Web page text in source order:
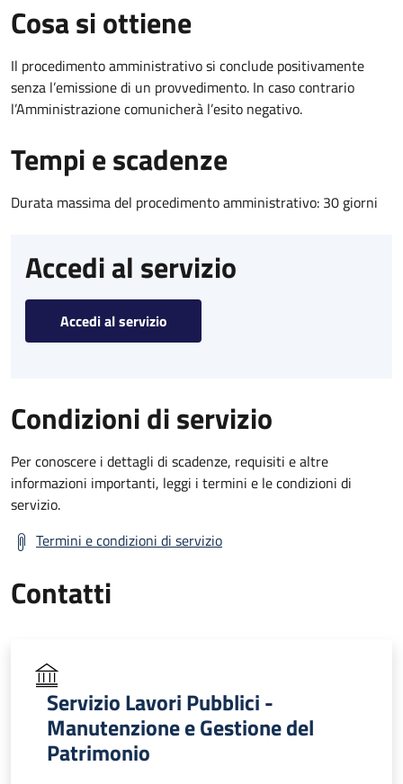
Cosa si ottiene
Il procedimento amministrativo si conclude positivamente
senza l’emissione di un provvedimento. In caso contrario
l’Amministrazione comunicherà l’esito negativo.
Tempi e scadenze
Durata massima del procedimento amministrativo: 30 giorni
Accedi al servizio
Accedi al servizio
Condizioni di servizio
Per conoscere i dettagli di scadenze, requisiti e altre
informazioni importanti, leggi i termini e le condizioni di
servizio.
Termini e condizioni di servizio
Contatti
Servizio Lavori Pubblici -
Manutenzione e Gestione del
Patrimonio